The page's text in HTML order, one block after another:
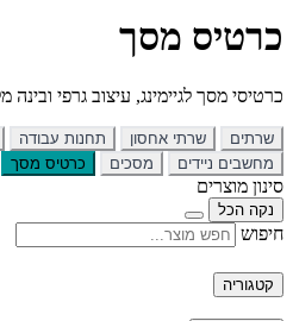
כרטיס מסך
כרטיסי מסך לגיימינג, עיצוב גרפי ובינה
שרתים שרתי אחסון תחנות עבודה
מחשבים ניידים
מסכים כרטיס מסך
סינון מוצרים
נקה הכל
חיפוש
קטגוריה